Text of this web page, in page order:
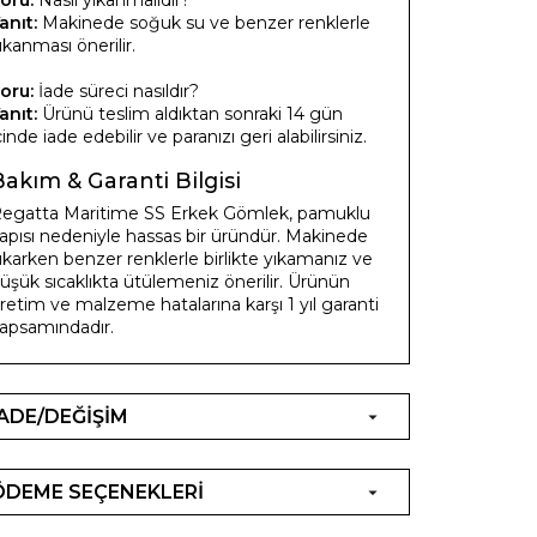
Makinede soğuk su ve benzer renklerle
önerilir.
İade süreci nasıldır?
Ürünü teslim aldıktan sonraki 14 gün
iade edebilir ve paranızı geri alabilirsiniz.
& Garanti Bilgisi
Maritime SS Erkek Gömlek, pamuklu
nedeniyle hassas bir üründür. Makinede
benzer renklerle birlikte yıkamanız ve
sıcaklıkta ütülemeniz önerilir. Ürünün
ve malzeme hatalarına karşı 1 yıl garanti
DEĞİŞİM
SEÇENEKLERİ